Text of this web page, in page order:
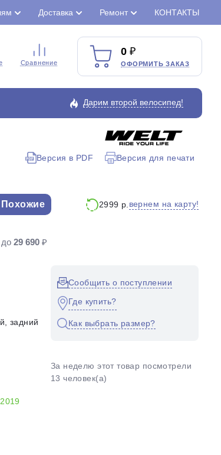
Доставка Ремонт КОНТАКТЫ
Сравнение
0
ОФОРМИТЬ ЗАКАЗ
Дарим второй велосипед!
Версия в PDF Версия для печати
Похожие 2999 р. вернем на карту!
до29 690 ₽
задний
2019
Сообщить о поступлении
Где купить?
Как выбрать размер?
За неделю этот товар посмотрели
13 человек(а)